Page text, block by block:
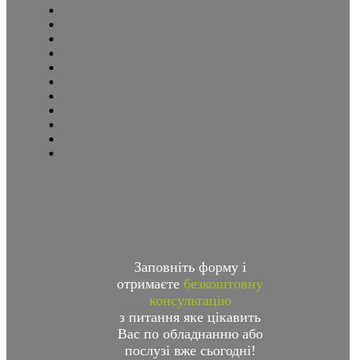
Заповніть форму і
отримаєте безкоштовну
консультацію
з питання яке цікавить
Вас по обладнанню або
послузі вже сьогодні!